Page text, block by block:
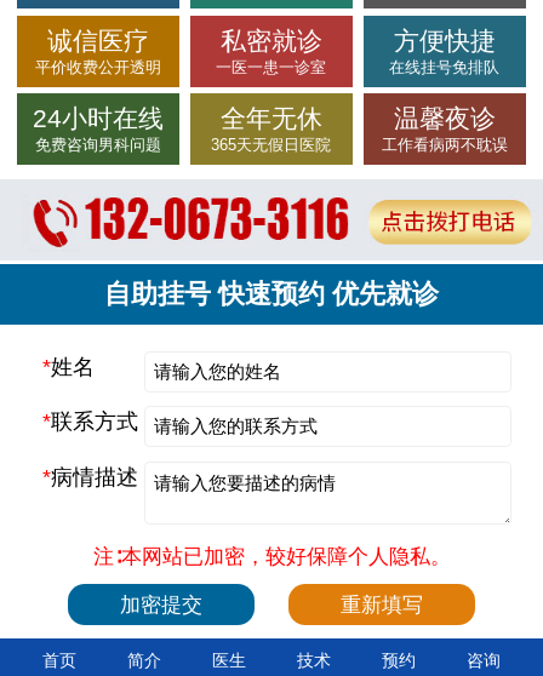
诚信医疗
平价收费公开透明
私密就诊
一医一患一诊室
方便快捷
在线挂号免排队
24小时在线
免费咨询男科问题
全年无休
365天无假日医院
温馨夜诊
工作看病两不耽误
自助挂号 快速预约 优先就诊
*姓名
*联系方式
*病情描述
注∶本网站已加密，较好保障个人隐私。
首页 简介 医生 技术 预约 咨询